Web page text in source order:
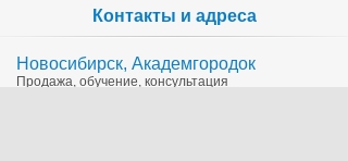
Контакты и адреса
Новосибирск, Академгородок
Продажа, обучение, консультация